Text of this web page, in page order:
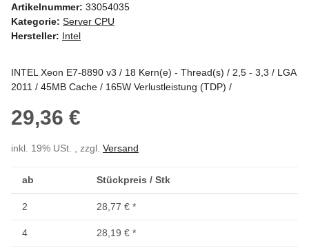
Artikelnummer: 33054035
Kategorie: Server CPU
Hersteller: Intel
INTEL Xeon E7-8890 v3 / 18 Kern(e) - Thread(s) / 2,5 - 3,3 / LGA
2011 / 45MB Cache / 165W Verlustleistung (TDP) /
29,36 €
inkl. 19% USt. , zzgl. Versand
ab Stückpreis / Stk
2 28,77 € *
4 28,19 € *